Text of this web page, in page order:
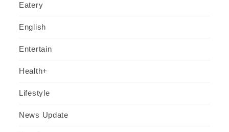
Eatery
English
Entertain
Health+
Lifestyle
News Update